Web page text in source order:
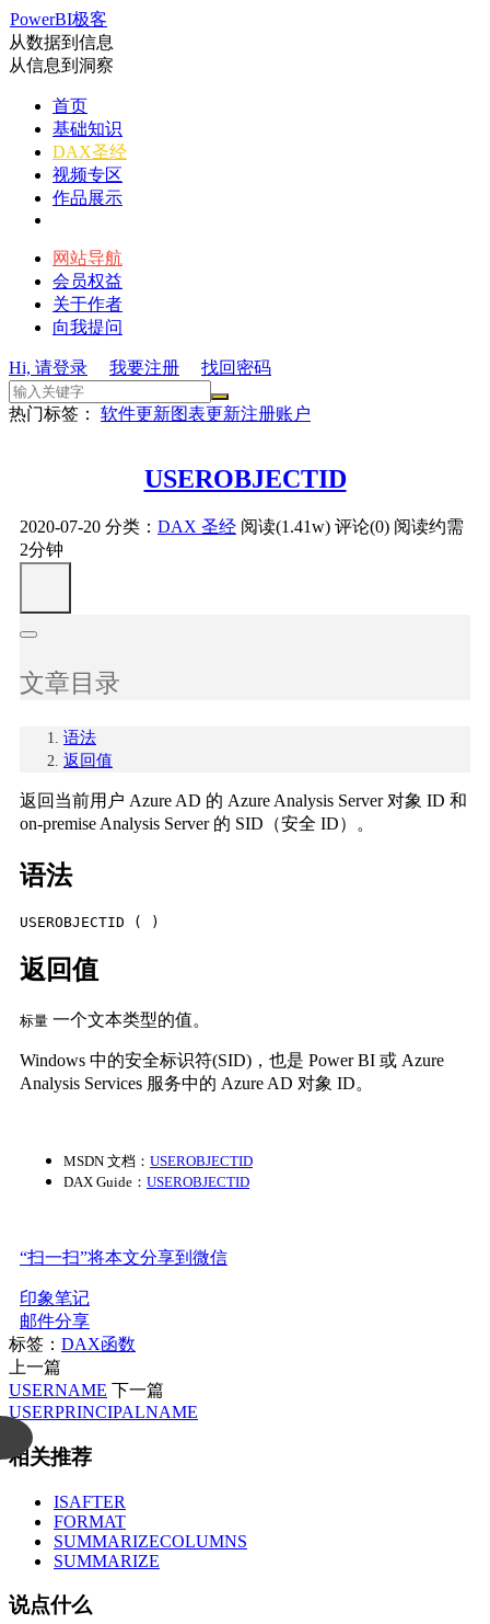
PowerBI极客
从数据到信息
从信息到洞察
首页
基础知识
DAX圣经
视频专区
作品展示
网站导航
会员权益
关于作者
向我提问
Hi, 请登录 我要注册 找回密码
热门标签： 软件更新图表更新注册账户
USEROBJECTID
2020-07-20 分类： DAX 圣经 阅读(1.41w) 评论(0) 阅读约需
2分钟
文章目录
语法
返回值
返回当前用户 Azure AD 的 Azure Analysis Server 对象 ID 和
on-premise Analysis Server 的 SID（安全 ID）。
语法
USEROBJECTID ( )
返回值
标量 一个文本类型的值。
Windows 中的安全标识符(SID)，也是 Power BI 或 Azure
Analysis Services 服务中的 Azure AD 对象 ID。
MSDN 文档： USEROBJECTID
DAX Guide： USEROBJECTID
“扫一扫”将本文分享到微信
印象笔记
邮件分享
标签： DAX函数
上一篇
USERNAME 下一篇
USERPRINCIPALNAME
相关推荐
ISAFTER
FORMAT
SUMMARIZECOLUMNS
SUMMARIZE
说点什么